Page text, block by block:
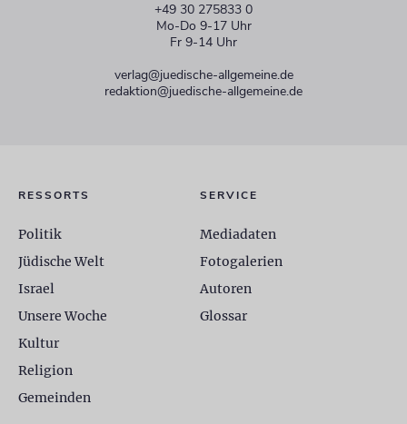
+49 30 275833 0
Mo-Do 9-17 Uhr
Fr 9-14 Uhr
verlag@juedische-allgemeine.de
redaktion@juedische-allgemeine.de
RESSORTS
Politik
Jüdische Welt
Israel
Unsere Woche
Kultur
Religion
Gemeinden
SERVICE
Mediadaten
Fotogalerien
Autoren
Glossar